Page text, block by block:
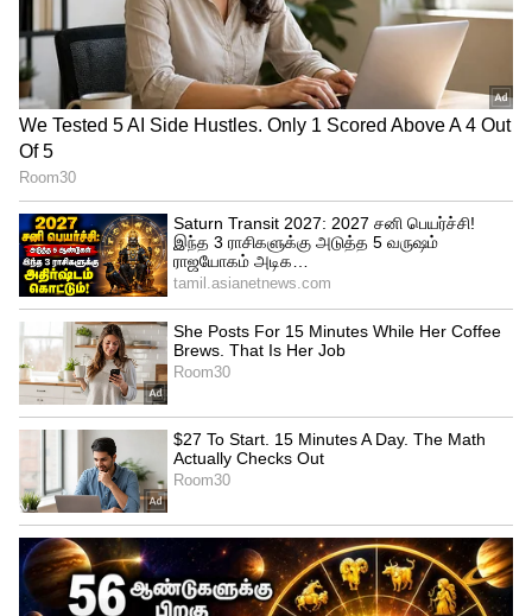
மிஸ்டர் ட்வீட் என்ற பெயர் எப்படி வந்தது?
மஸ்க் தனது புதிய பெயரை இப்படி
மாற்றுவோம் நினைக்கவில்லை. வழக்கு
வாதத்தின் போது மிஸ்டர் ட்வீட் என்பது
அடிபட்டதால், எலான் மஸ்க் இதை எடுத்துக்
கொண்டார். பிசினஸ் இன்சைடர்
செய்தித்தளம் வெளியிட்டுள்ள